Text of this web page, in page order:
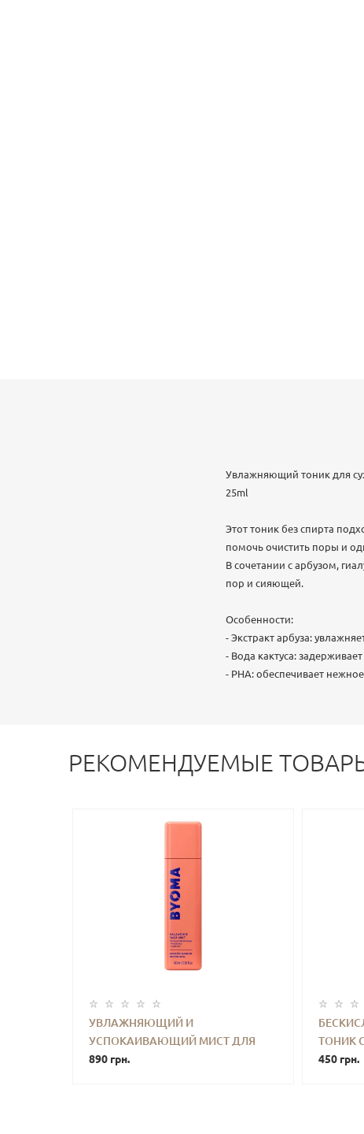
Увлажняющий тоник для
25ml
Этот тоник без спирта
помочь очистить поры и
В сочетании с арбузом,
пор и сияющей.
Особенности:
- Экстракт арбуза:
- Вода кактуса:
- PHA: обеспечивает
РЕКОМЕНДУЕМЫЕ
УВЛАЖНЯЮЩИЙ И
УСПОКАИВАЮЩИЙ МИСТ ДЛЯ
ЛИЦА BYOMA BALANCING FACE
890 грн.
ТОНИК
СИЯНИЯ
450 грн.